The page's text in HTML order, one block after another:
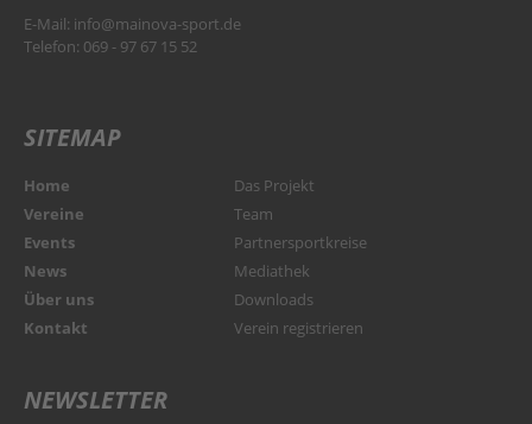
E-Mail: info@mainova-sport.de
Telefon: 069 - 97 67 15 52
SITEMAP
Home
Vereine
Events
News
Über uns
Kontakt
Das Projekt
Team
Partnersportkreise
Mediathek
Downloads
Verein registrieren
NEWSLETTER